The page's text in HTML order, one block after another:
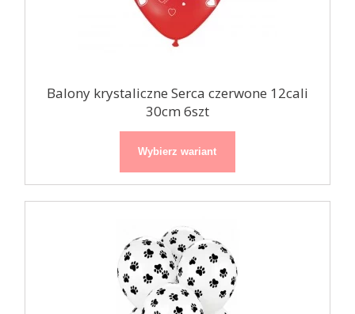
Balony krystaliczne Serca czerwone 12cali
30cm 6szt
Wybierz wariant